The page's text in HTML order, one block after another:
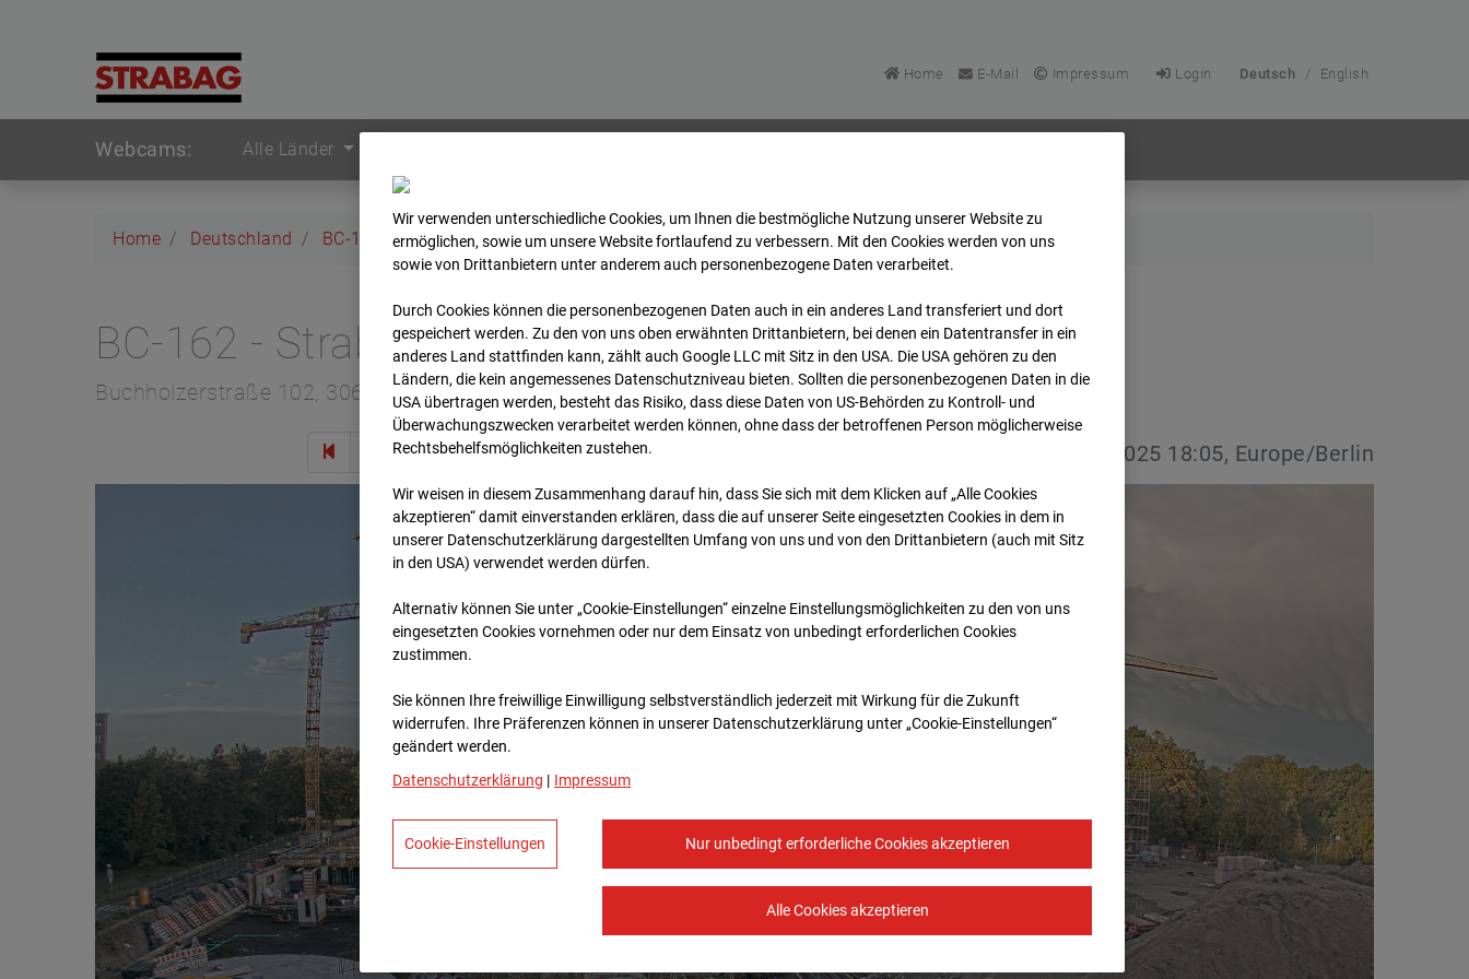
Home E-Mail Impressum Login Deutsch / English
Webcams: Alle Länder
Home Deutschland BC-162 - Strabag - BV-H3ö Archiv 2025 10 04 18:05
BC-162 - Strabag - BV-H3ö
Buchholzerstraße 102, 30655 Hannover
Zur Übersicht 04.10.2025 18:05, Europe/Berlin
Wir verwenden unterschiedliche Cookies, um Ihnen die best­mögliche Nutzung unserer Website zu
ermöglichen, sowie um unsere Website fortlaufend zu verbessern. Mit den Cookies werden von uns
sowie von Drittanbietern unter anderem auch personenbezogene Daten verarbeitet.
Durch Cookies können die personenbezogenen Daten auch in ein anderes Land transferiert und dort
gespeichert werden. Zu den von uns oben erwähnten Drittanbietern, bei denen ein Datentransfer in ein
anderes Land stattfinden kann, zählt auch Google LLC mit Sitz in den USA. Die USA gehören zu den
Ländern, die kein angemessenes Datenschutzniveau bieten. Sollten die personenbezogenen Daten in die
USA übertragen werden, besteht das Risiko, dass diese Daten von US-Behörden zu Kontroll- und
Überwachungszwecken verarbeitet werden können, ohne dass der betroffenen Person möglicherweise
Rechtsbehelfsmöglichkeiten zustehen.
Wir weisen in diesem Zusammenhang darauf hin, dass Sie sich mit dem Klicken auf „Alle Cookies
akzeptieren“ damit ein­ver­standen erklären, dass die auf unserer Seite eingesetzten Cookies in dem in
unserer Datenschutzerklärung dargestellten Umfang von uns und von den Drittanbietern (auch mit Sitz
in den USA) verwendet werden dürfen.
Alternativ können Sie unter „Cookie-Einstellungen“ einzelne Einstellungsmöglichkeiten zu den von uns
eingesetzten Cookies vornehmen oder nur dem Einsatz von unbedingt erforderlichen Cookies
zustimmen.
Sie können Ihre freiwillige Einwilligung selbstverständlich jederzeit mit Wirkung für die Zukunft
widerrufen. Ihre Prä­fe­renzen können in unserer Datenschutzerklärung unter „Cookie-Einstellungen“
geändert werden.
Datenschutzerklärung | Impressum
Nur unbedingt erforderliche Cookies akzeptieren
Alle Cookies akzeptieren
Cookie-Einstellungen